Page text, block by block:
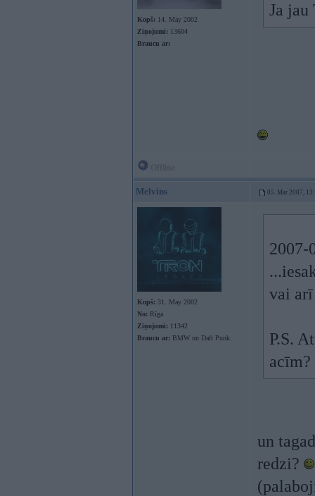
Kopš: 14. May 2002
Ziņojumi: 13604
Braucu ar:
Ja jau
Melvins 05. Mar 2007,
Kopš: 31. May 2002
No: Rīga
Ziņojumi: 11342
Braucu ar: BMW un Daft Punk.
2007-
vai
P.S.
un
redzi?